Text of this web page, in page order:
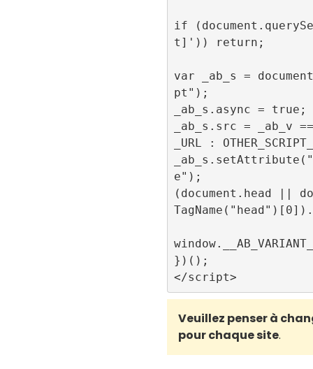
if
t]')) return;
var _ab_s =
pt");
_ab_s.async = true;
_ab_s.src = _ab_v
_URL :
e");
(document.head ||
})();
Veuillez penser à
pour chaque site.